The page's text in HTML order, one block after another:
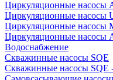
Циркуляционные насосы
Циркуляционные насосы
Циркуляционные насосы
Циркуляционные насосы
Водоснабжение
Скважинные насосы SQE
Скважинные насосы SQE